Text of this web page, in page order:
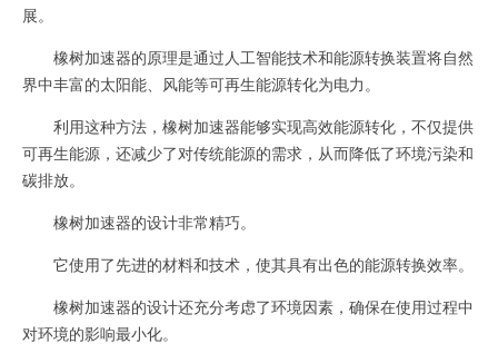
展。
橡树加速器的原理是通过人工智能技术和能源转换装置将自然
界中丰富的太阳能、风能等可再生能源转化为电力。
利用这种方法，橡树加速器能够实现高效能源转化，不仅提供
可再生能源，还减少了对传统能源的需求，从而降低了环境污染和
碳排放。
橡树加速器的设计非常精巧。
它使用了先进的材料和技术，使其具有出色的能源转换效率。
橡树加速器的设计还充分考虑了环境因素，确保在使用过程中
对环境的影响最小化。